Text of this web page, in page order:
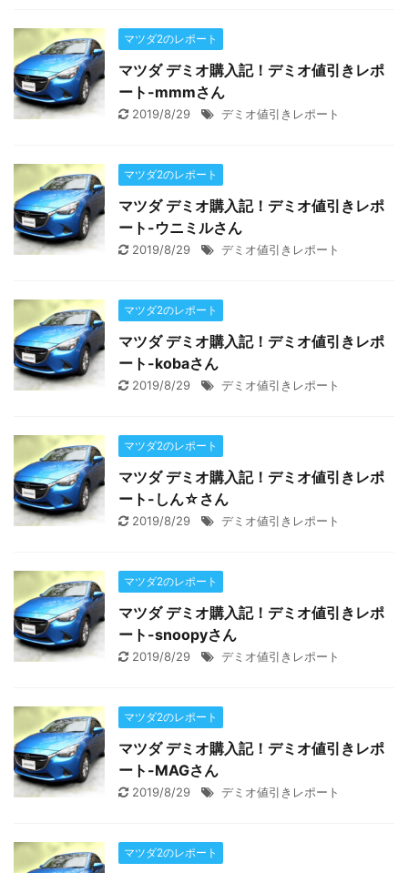
マツダ2のレポート
マツダ デミオ購入記！デミオ値引きレポ
ート-mmmさん
2019/8/29 デミオ値引きレポート
マツダ2のレポート
マツダ デミオ購入記！デミオ値引きレポ
ート-ウニミルさん
2019/8/29 デミオ値引きレポート
マツダ2のレポート
マツダ デミオ購入記！デミオ値引きレポ
ート-kobaさん
2019/8/29 デミオ値引きレポート
マツダ2のレポート
マツダ デミオ購入記！デミオ値引きレポ
ート-しん☆さん
2019/8/29 デミオ値引きレポート
マツダ2のレポート
マツダ デミオ購入記！デミオ値引きレポ
ート-snoopyさん
2019/8/29 デミオ値引きレポート
マツダ2のレポート
マツダ デミオ購入記！デミオ値引きレポ
ート-MAGさん
2019/8/29 デミオ値引きレポート
マツダ2のレポート